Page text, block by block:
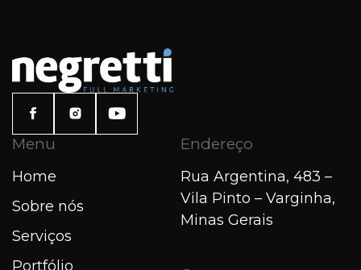
Menu
Home
Sobre nós
Serviços
Portfólio
Endereço
Rua Argentina, 483 –
Vila Pinto – Varginha,
Minas Gerais